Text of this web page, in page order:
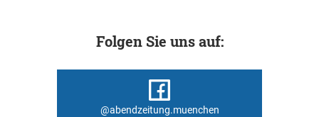
Folgen Sie uns auf:
@abendzeitung.muenchen